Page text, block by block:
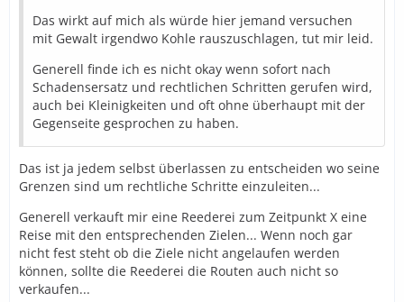
Das wirkt auf mich als würde hier jemand versuchen
mit Gewalt irgendwo Kohle rauszuschlagen, tut mir leid.
Generell finde ich es nicht okay wenn sofort nach
Schadensersatz und rechtlichen Schritten gerufen wird,
auch bei Kleinigkeiten und oft ohne überhaupt mit der
Gegenseite gesprochen zu haben.
Das ist ja jedem selbst überlassen zu entscheiden wo seine
Grenzen sind um rechtliche Schritte einzuleiten...
Generell verkauft mir eine Reederei zum Zeitpunkt X eine
Reise mit den entsprechenden Zielen... Wenn noch gar
nicht fest steht ob die Ziele nicht angelaufen werden
können, sollte die Reederei die Routen auch nicht so
verkaufen...